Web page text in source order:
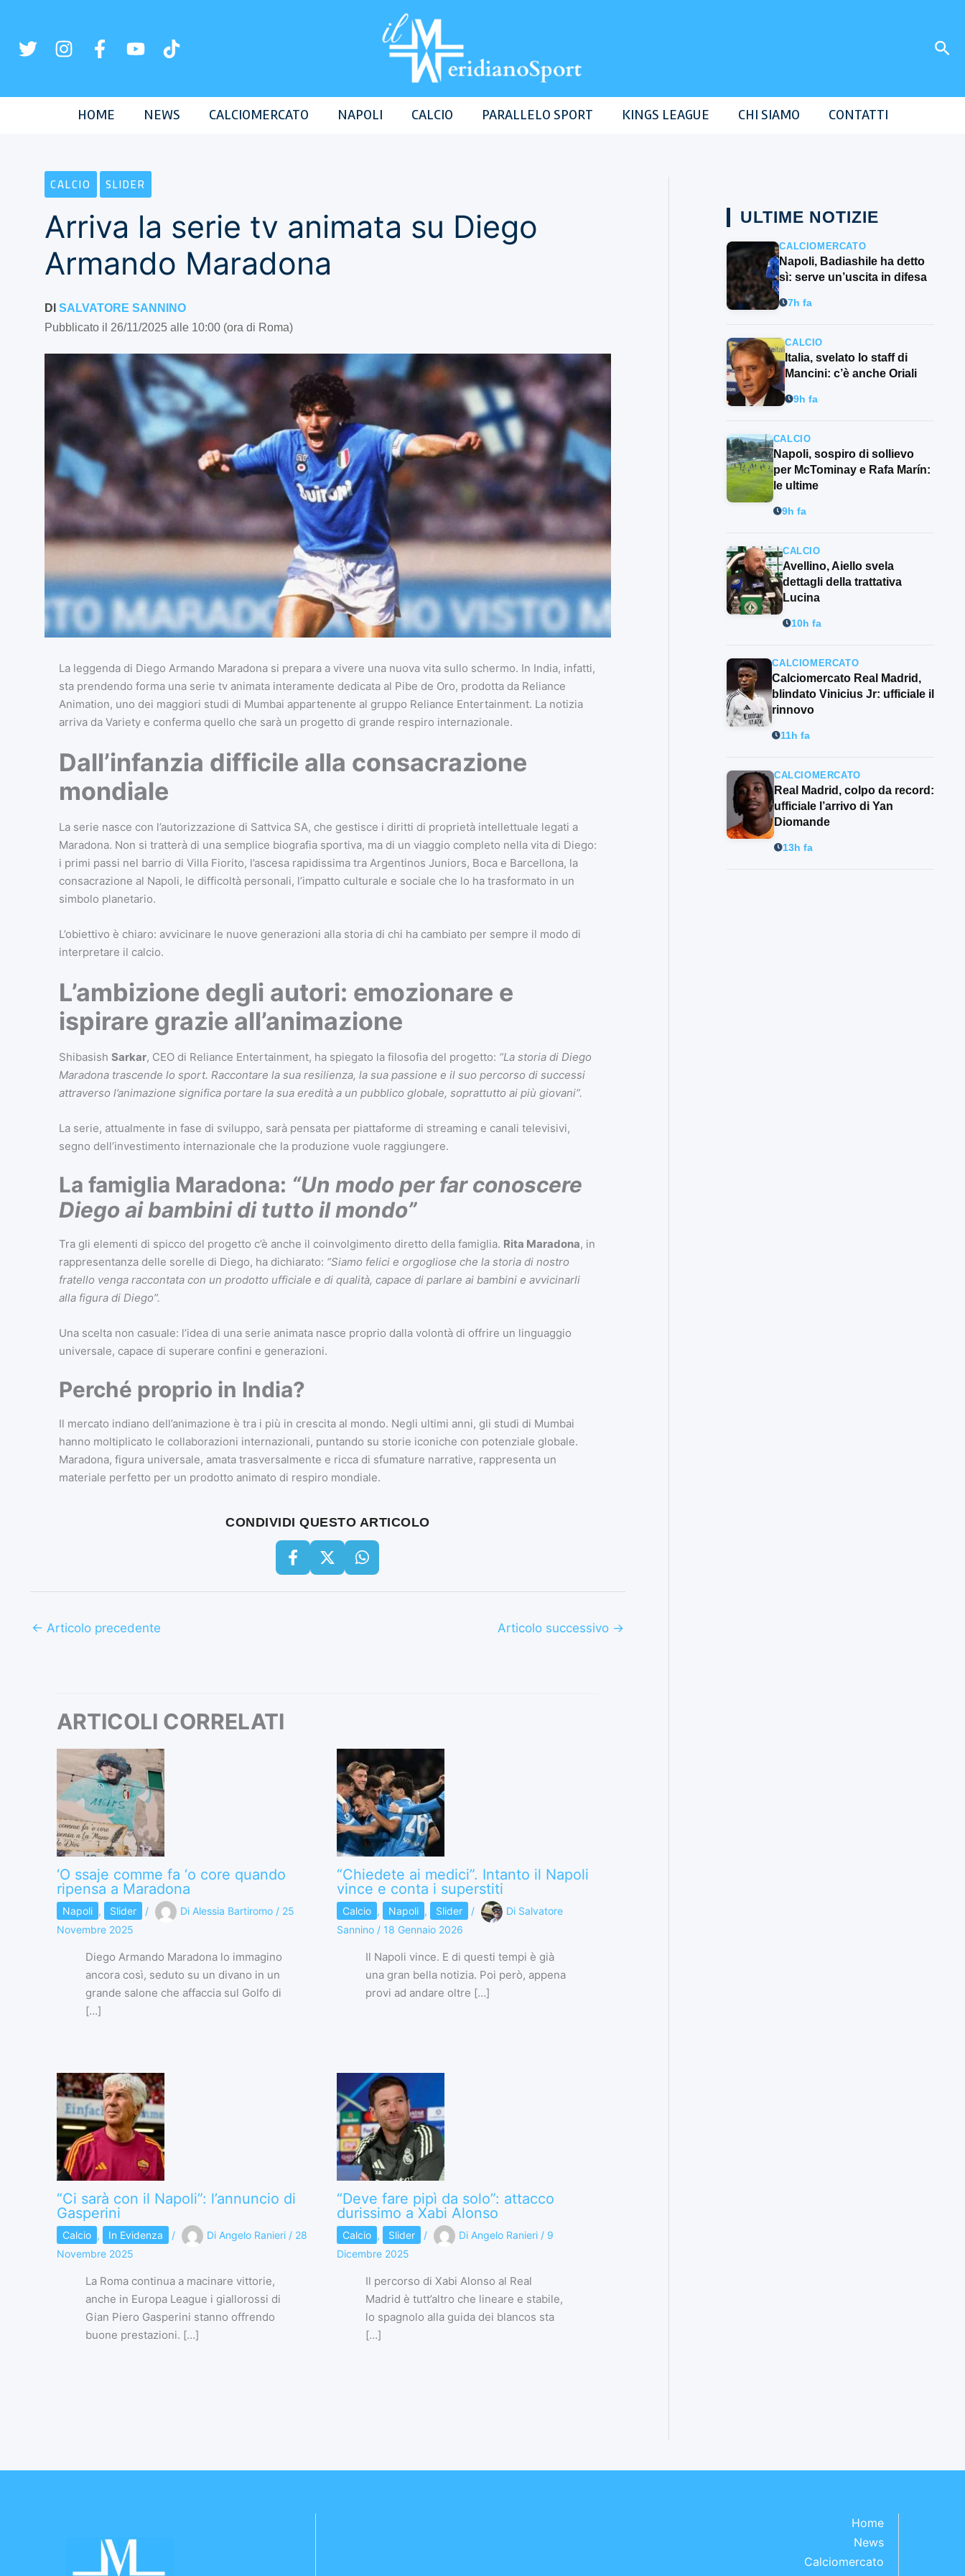
contenuto
HOME NEWS CALCIOMERCATO NAPOLI CALCIO PARALLELO SPORT KINGS LEAGUE CHI SIAMO CONTATTI
CALCIO SLIDER
Arriva la serie tv animata su Diego
Armando Maradona
DI SALVATORE SANNINO
Pubblicato il 26/11/2025 alle 10:00 (ora di Roma)
La leggenda di Diego Armando Maradona si prepara a vivere una nuova vita sullo schermo. In India, infatti,
sta prendendo forma una serie tv animata interamente dedicata al Pibe de Oro, prodotta da Reliance
Animation, uno dei maggiori studi di Mumbai appartenente al gruppo Reliance Entertainment. La notizia
arriva da Variety e conferma quello che sarà un progetto di grande respiro internazionale.
Dall’infanzia difficile alla consacrazione
mondiale
La serie nasce con l’autorizzazione di Sattvica SA, che gestisce i diritti di proprietà intellettuale legati a
Maradona. Non si tratterà di una semplice biografia sportiva, ma di un viaggio completo nella vita di Diego:
i primi passi nel barrio di Villa Fiorito, l’ascesa rapidissima tra Argentinos Juniors, Boca e Barcellona, la
consacrazione al Napoli, le difficoltà personali, l’impatto culturale e sociale che lo ha trasformato in un
simbolo planetario.
L’obiettivo è chiaro: avvicinare le nuove generazioni alla storia di chi ha cambiato per sempre il modo di
interpretare il calcio.
L’ambizione degli autori: emozionare e
ispirare grazie all’animazione
Shibasish Sarkar, CEO di Reliance Entertainment, ha spiegato la filosofia del progetto: “La storia di Diego
Maradona trascende lo sport. Raccontare la sua resilienza, la sua passione e il suo percorso di successi
attraverso l’animazione significa portare la sua eredità a un pubblico globale, soprattutto ai più giovani”.
La serie, attualmente in fase di sviluppo, sarà pensata per piattaforme di streaming e canali televisivi,
segno dell’investimento internazionale che la produzione vuole raggiungere.
La famiglia Maradona: “Un modo per far conoscere
Diego ai bambini di tutto il mondo”
Tra gli elementi di spicco del progetto c’è anche il coinvolgimento diretto della famiglia. Rita Maradona, in
rappresentanza delle sorelle di Diego, ha dichiarato: “Siamo felici e orgogliose che la storia di nostro
fratello venga raccontata con un prodotto ufficiale e di qualità, capace di parlare ai bambini e avvicinarli
alla figura di Diego”.
Una scelta non casuale: l’idea di una serie animata nasce proprio dalla volontà di offrire un linguaggio
universale, capace di superare confini e generazioni.
Perché proprio in India?
Il mercato indiano dell’animazione è tra i più in crescita al mondo. Negli ultimi anni, gli studi di Mumbai
hanno moltiplicato le collaborazioni internazionali, puntando su storie iconiche con potenziale globale.
Maradona, figura universale, amata trasversalmente e ricca di sfumature narrative, rappresenta un
materiale perfetto per un prodotto animato di respiro mondiale.
CONDIVIDI QUESTO ARTICOLO
← Articolo precedente Articolo successivo →
ARTICOLI CORRELATI
‘O ssaje comme fa ‘o core quando
ripensa a Maradona
Napoli , Slider / Di Alessia Bartiromo / 25
Novembre 2025
Diego Armando Maradona lo immagino
ancora così, seduto su un divano in un
grande salone che affaccia sul Golfo di
[…]
“Chiedete ai medici”. Intanto il Napoli
vince e conta i superstiti
Calcio , Napoli , Slider / Di Salvatore
Sannino / 18 Gennaio 2026
Il Napoli vince. E di questi tempi è già
una gran bella notizia. Poi però, appena
provi ad andare oltre […]
“Ci sarà con il Napoli”: l’annuncio di
Gasperini
Calcio , In Evidenza / Di Angelo Ranieri / 28
Novembre 2025
La Roma continua a macinare vittorie,
anche in Europa League i giallorossi di
Gian Piero Gasperini stanno offrendo
buone prestazioni. […]
“Deve fare pipì da solo”: attacco
durissimo a Xabi Alonso
Calcio , Slider / Di Angelo Ranieri / 9
Dicembre 2025
Il percorso di Xabi Alonso al Real
Madrid è tutt’altro che lineare e stabile,
lo spagnolo alla guida dei blancos sta
[…]
ULTIME NOTIZIE
CALCIOMERCATO
Napoli, Badiashile ha detto
sì: serve un’uscita in difesa
7h fa
CALCIO
Italia, svelato lo staff di
Mancini: c’è anche Oriali
9h fa
CALCIO
Napoli, sospiro di sollievo
per McTominay e Rafa Marín:
le ultime
9h fa
CALCIO
Avellino, Aiello svela
dettagli della trattativa
Lucina
10h fa
CALCIOMERCATO
Calciomercato Real Madrid,
blindato Vinicius Jr: ufficiale il
rinnovo
11h fa
CALCIOMERCATO
Real Madrid, colpo da record:
ufficiale l’arrivo di Yan
Diomande
13h fa
Home
News
Calciomercato